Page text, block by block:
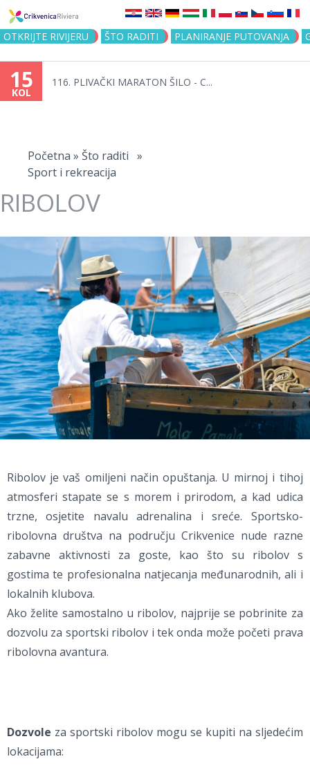
Jump to navigation
OTKRIJTE RIVIJERU ŠTO RADITI PLANIRANJE PUTOVANJA
15
KOL
116. PLIVAČKI MARATON ŠILO - C...
ovdje
Početna » Što raditi »
Sport i rekreacija
RIBOLOV
Ribolov je vaš omiljeni način opuštanja. U mirnoj i tihoj
atmosferi stapate se s morem i prirodom, a kad udica
trzne, osjetite navalu adrenalina i sreće. Sportsko-
ribolovna društva na području Crikvenice nude razne
zabavne aktivnosti za goste, kao što su ribolov s
gostima te profesionalna natjecanja međunarodnih, ali i
lokalnih klubova.
Ako želite samostalno u ribolov, najprije se pobrinite za
dozvolu za sportski ribolov i tek onda može početi prava
ribolovna avantura.
Dozvole za sportski ribolov mogu se kupiti na sljedećim
lokacijama: